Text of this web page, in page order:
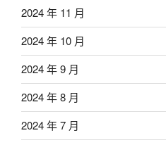
2024 年 11 月
2024 年 10 月
2024 年 9 月
2024 年 8 月
2024 年 7 月